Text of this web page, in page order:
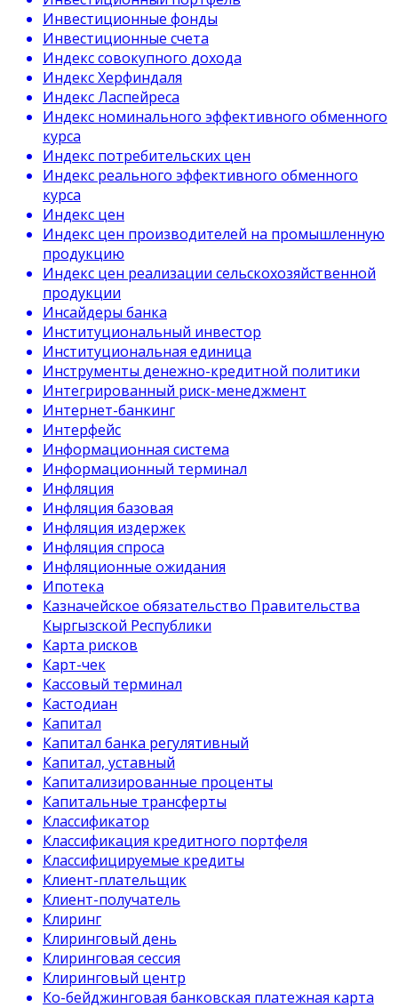
Инвестиционные фонды
Инвестиционные счета
Индекс совокупного дохода
Индекс Херфиндаля
Индекс Ласпейреса
Индекс номинального эффективного обменного
курса
Индекс потребительских цен
Индекс реального эффективного обменного
курса
Индекс цен
Индекс цен производителей на промышленную
продукцию
Индекс цен реализации сельскохозяйственной
продукции
Инсайдеры банка
Институциональный инвестор
Институциональная единица
Инструменты денежно-кредитной политики
Интегрированный риск-менеджмент
Интернет-банкинг
Интерфейс
Информационная система
Информационный терминал
Инфляция
Инфляция базовая
Инфляция издержек
Инфляция спроса
Инфляционные ожидания
Ипотека
Казначейское обязательство Правительства
Кыргызской Республики
Карта рисков
Карт-чек
Кассовый терминал
Кастодиан
Капитал
Капитал банка регулятивный
Капитал, уставный
Капитализированные проценты
Капитальные трансферты
Классификатор
Классификация кредитного портфеля
Классифицируемые кредиты
Клиент-плательщик
Клиент-получатель
Клиринг
Клиринговый день
Клиринговая сессия
Клиринговый центр
Ко-бейджинговая банковская платежная карта